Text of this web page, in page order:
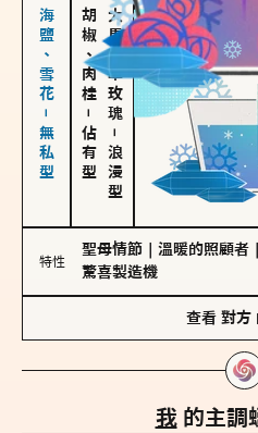
海鹽、雪花－無私型 胡椒、肉桂
－
佔有型
大馬士革玫瑰
－
浪漫型
特性
聖母情節 溫暖的照顧者
驚喜製造機
查看 對方
我 的主調